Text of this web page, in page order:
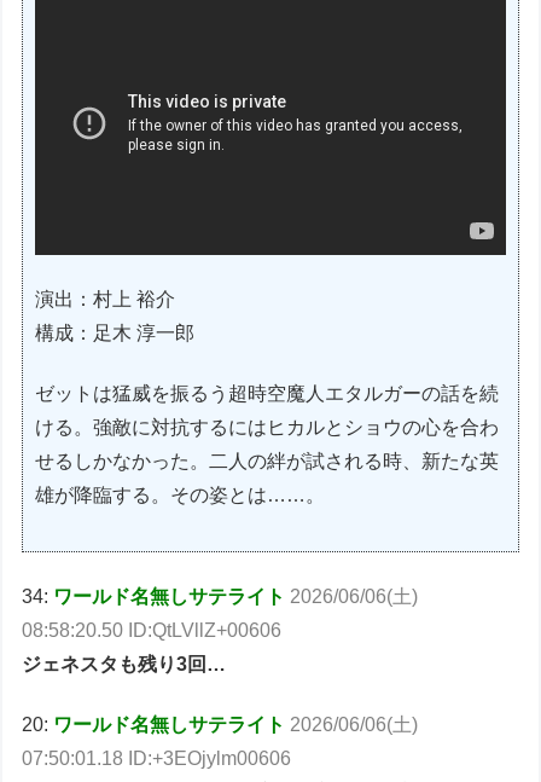
演出：村上 裕介
構成：足木 淳一郎
ゼットは猛威を振るう超時空魔人エタルガーの話を続
ける。強敵に対抗するにはヒカルとショウの心を合わ
せるしかなかった。二人の絆が試される時、新たな英
雄が降臨する。その姿とは……。
34: ワールド名無しサテライト 2026/06/06(土)
08:58:20.50 ID:QtLVllZ+00606
ジェネスタも残り3回…
20: ワールド名無しサテライト 2026/06/06(土)
07:50:01.18 ID:+3EOjylm00606